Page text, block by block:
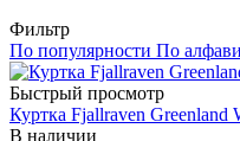
Фильтр
По популярности По
Быстрый просмотр
Куртка Fjallraven Greenland
В наличии